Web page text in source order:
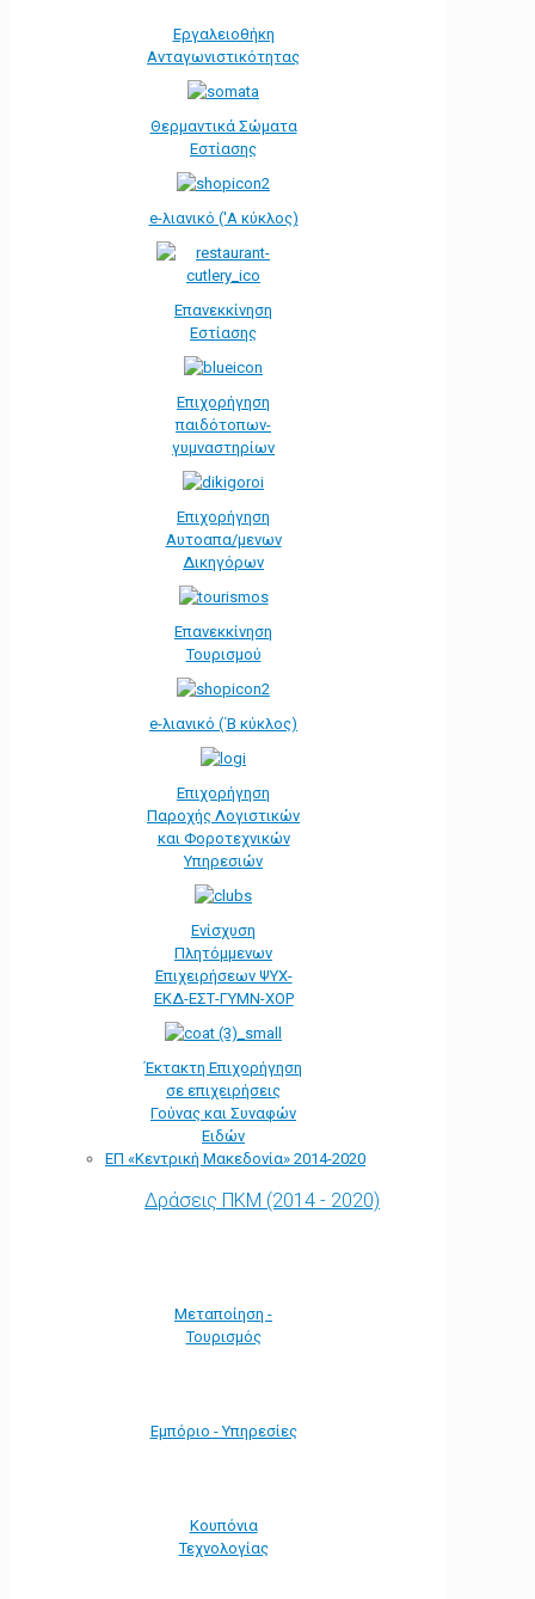
Εργαλειοθήκη
Ανταγωνιστικότητας
Θερμαντικά Σώματα
Εστίασης
e-λιανικό ('Α κύκλος)
Επανεκκίνηση
Εστίασης
Επιχορήγηση
παιδότοπων-
γυμναστηρίων
Επιχορήγηση
Αυτοαπα/μενων
Δικηγόρων
Επανεκκίνηση
Τουρισμού
e-λιανικό (΄Β κύκλος)
Επιχορήγηση
Παροχής Λογιστικών
και Φοροτεχνικών
Υπηρεσιών
Ενίσχυση
Πλητόμμενων
Επιχειρήσεων ΨΥΧ-
ΕΚΔ-ΕΣΤ-ΓΥΜΝ-ΧΟΡ
Έκτακτη Επιχορήγηση
σε επιχειρήσεις
Γούνας και Συναφών
Ειδών
ΕΠ «Kεντρική Μακεδονία» 2014-2020
Δράσεις ΠΚΜ (2014 - 2020)
Μεταποίηση -
Τουρισμός
Εμπόριο - Υπηρεσίες
Κουπόνια
Τεχνολογίας